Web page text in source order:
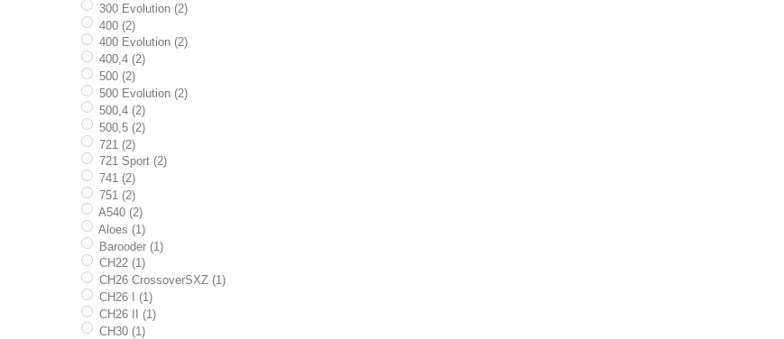
300 Evolution (2)
400 (2)
400 Evolution (2)
400,4 (2)
500 (2)
500 Evolution (2)
500,4 (2)
500,5 (2)
721 (2)
721 Sport (2)
741 (2)
751 (2)
A540 (2)
Aloes (1)
Barooder (1)
CH22 (1)
CH26 CrossoverSXZ (1)
CH26 I (1)
CH26 II (1)
CH30 (1)